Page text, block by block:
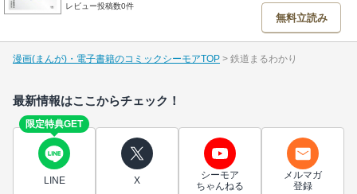
レビュー投稿数0件
無料立読み
漫画(まんが)・電子書籍のコミックシーモアTOP 鉄道まるわかり
最新情報はここからチェック！
限定特典GET
LINE X
シーモア
ちゃんねる
メルマガ
登録